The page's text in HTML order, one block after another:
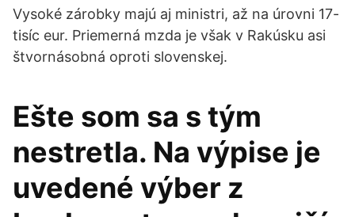
Vysoké zárobky majú aj ministri, až na úrovni 17-
tisíc eur. Priemerná mzda je však v Rakúsku asi
štvornásobná oproti slovenskej.
Ešte som sa s tým
nestretla. Na výpise je
uvedené výber z